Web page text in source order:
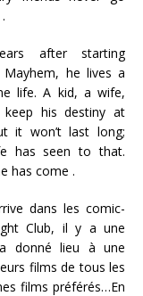
after starting
Mayhem, he lives a
life. A kid, a wife,
his destiny at
it won’t last long;
has seen to that.
has come .
dans les comic-
Club, il y a une
donné lieu à une
films de tous les
films préférés…En